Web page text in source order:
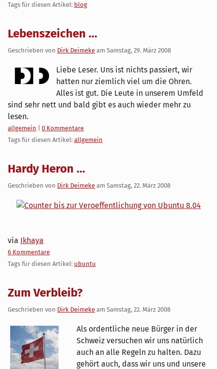
Tags für diesen Artikel: blog
Lebenszeichen ...
Geschrieben von Dirk Deimeke am Samstag, 29. März 2008
Liebe Leser. Uns ist nichts passiert, wir
hatten nur ziemlich viel um die Ohren.
Alles ist gut. Die Leute in unserem Umfeld
sind sehr nett und bald gibt es auch wieder mehr zu
lesen.
Kategorien:
allgemein
0 Kommentare
Tags für diesen Artikel: allgemein
Hardy Heron ...
Geschrieben von Dirk Deimeke am Samstag, 22. März 2008
via Ikhaya
6 Kommentare
Tags für diesen Artikel: ubuntu
Zum Verbleib?
Geschrieben von Dirk Deimeke am Samstag, 22. März 2008
Als ordentliche neue Bürger in der
Schweiz versuchen wir uns natürlich
auch an alle Regeln zu halten. Dazu
gehört auch, dass wir uns und unsere